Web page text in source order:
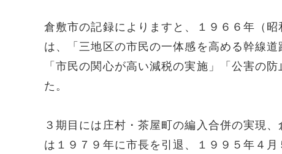
倉敷市の記録によりますと、１９６６年（
は、「三地区の市民の一体感を高める幹線
「市民の関心が高い減税の実施」「公害の
た。
３期目には庄村・茶屋町の編入合併の実現
は１９７９年に市長を引退、１９９５年４